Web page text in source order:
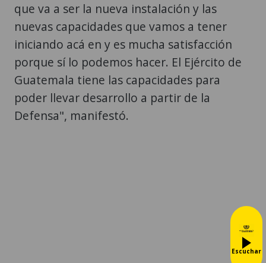
que va a ser la nueva instalación y las
nuevas capacidades que vamos a tener
iniciando acá en y es mucha satisfacción
porque sí lo podemos hacer. El Ejército de
Guatemala tiene las capacidades para
poder llevar desarrollo a partir de la
Defensa", manifestó.
Escuchar